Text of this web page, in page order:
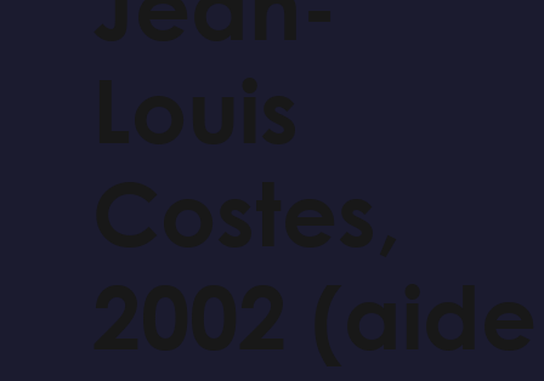
Louis
Costes,
2002 (aide